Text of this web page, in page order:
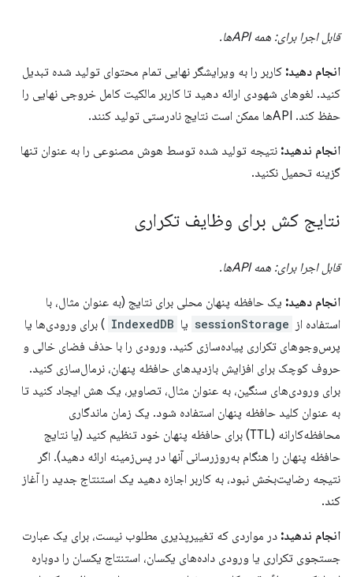
قابل اجرا برای: همه APIها.
انجام دهید: کاربر را به ویرایشگر نهایی تمام محتوای تولید شده تبدیل
کنید. لغوهای شهودی ارائه دهید تا کاربر مالکیت کامل خروجی نهایی را
حفظ کند. APIها ممکن است نتایج نادرستی تولید کنند.
انجام ندهید: نتیجه تولید شده توسط هوش مصنوعی را به عنوان تنها
گزینه تحمیل نکنید.
نتایج کش برای وظایف تکراری
قابل اجرا برای: همه APIها.
انجام دهید: یک حافظه پنهان محلی برای نتایج (به عنوان مثال، با
استفاده از sessionStorage یا IndexedDB ) برای ورودی‌ها یا
پرس‌وجوهای تکراری پیاده‌سازی کنید. ورودی را با حذف فضای خالی و
حروف کوچک برای افزایش بازدیدهای حافظه پنهان، نرمال‌سازی کنید.
برای ورودی‌های سنگین، به عنوان مثال، تصاویر، یک هش ایجاد کنید تا
به عنوان کلید حافظه پنهان استفاده شود. یک زمان ماندگاری
محافظه‌کارانه (TTL) برای حافظه پنهان خود تنظیم کنید (یا نتایج
حافظه پنهان را هنگام به‌روزرسانی آنها در پس‌زمینه ارائه دهید). اگر
نتیجه رضایت‌بخش نبود، به کاربر اجازه دهید یک استنتاج جدید را آغاز
کند.
انجام ندهید: در مواردی که تغییرپذیری مطلوب نیست، برای یک عبارت
جستجوی تکراری یا ورودی داده‌های یکسان، استنتاج یکسان را دوباره